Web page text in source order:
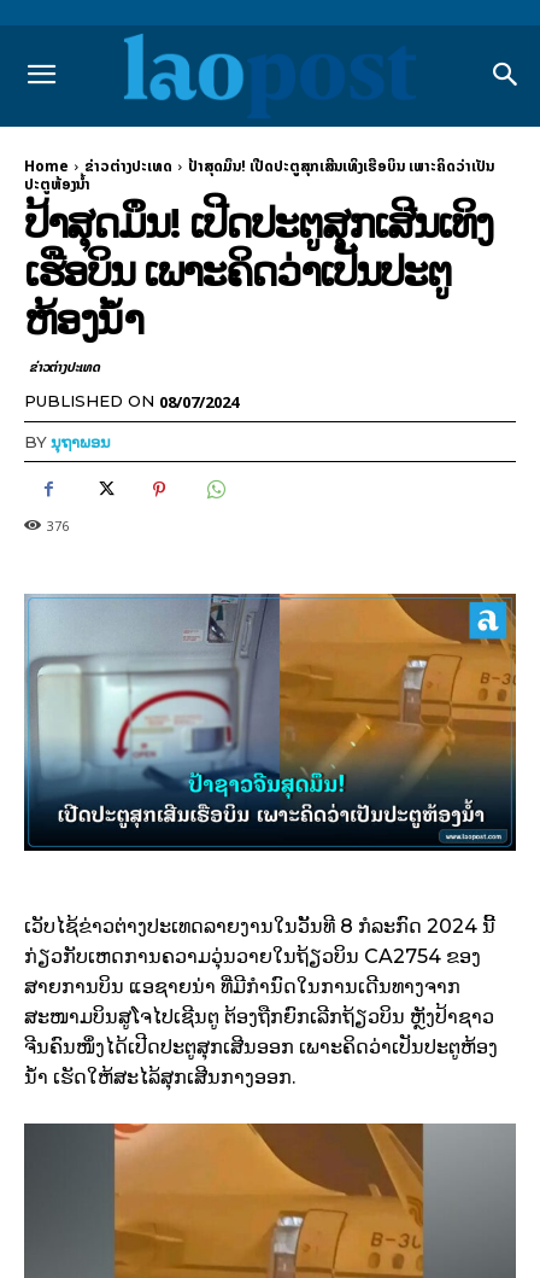
Home ຂ່າວຕ່າງປະເທດ
ປ້າສຸດມຶນ! ເປີດປະຕູສຸກເສີນເທິງເຮືອບິນ ເພາະຄິດວ່າເປັນ
ປະຕູຫ້ອງນ້ຳ
ປ້າສຸດມຶນ! ເປີດປະຕູສຸກເສີນເທິງ
ເຮືອບິນ ເພາະຄິດວ່າເປັນປະຕູ
ຫ້ອງນ້ຳ
ຂ່າວຕ່າງປະເທດ
PUBLISHED ON 08/07/2024
BYນຸຖາພອນ
376
ເວັບໄຊ້ຂ່າວຕ່າງປະເທດລາຍງານໃນວັັນທີ 8 ກໍລະກົດ 2024 ນີ້
ກ່ຽວກັບເຫດການຄວາມວຸ່ນວາຍໃນຖ້ຽວບິນ CA2754 ຂອງ
ສາຍການບິນ ແອຊາຍນ່າ ທີ່ມີກຳນົດໃນການເດີນທາງຈາກ
ສະໜາມບິນສູໂຈໄປເຊີນຕູ ຕ້ອງຖືກຍົກເລີກຖ້ຽວບິນ ຫຼັງປ້າຊາວ
ຈີນຄົນໜຶ່ງໄດ້ເປີດປະຕູສຸກເສີນອອກ ເພາະຄິດວ່າເປັນປະຕູຫ້ອງ
ນ້ຳ ເຮັດໃຫ້ສະໄລ້ສຸກເສີນກາງອອກ.